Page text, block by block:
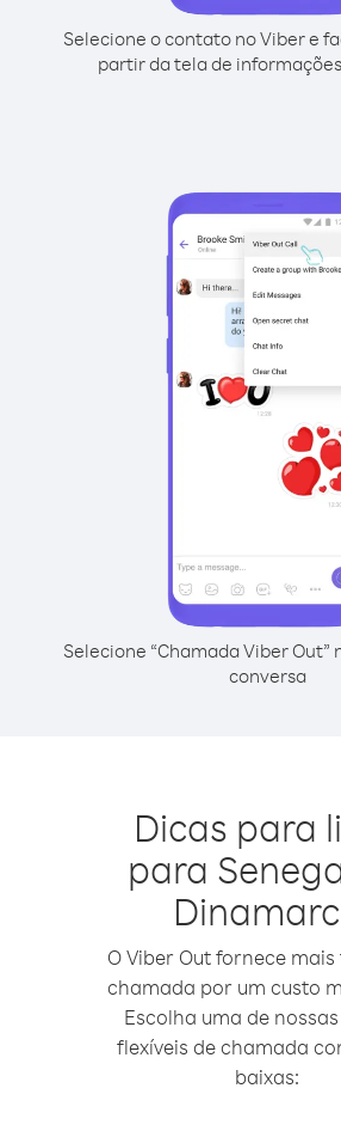
Selecione o contato no Viber e
partir da tela de
Selecione “Chamada Viber Out”
conversa
Dicas para
para
O Viber Out fornece
chamada por um custo
Escolha uma de
flexíveis de chamada
baixas: